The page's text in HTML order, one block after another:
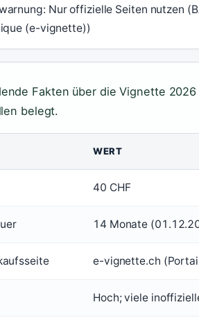
Nur offizielle Seiten nutzen
(e-vignette))
Fakten über die Vignette
belegt.
WERT
40 CHF
14 Monate
e-vignette.ch
Hoch; viele